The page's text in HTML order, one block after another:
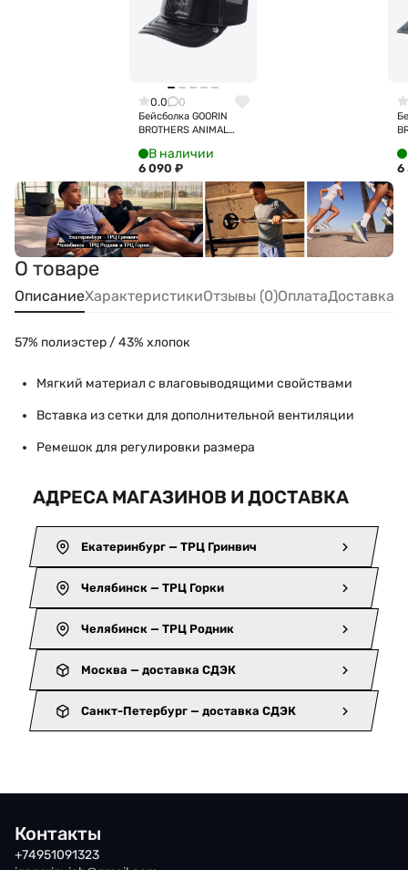
0.0 0
Бейсболка GOORIN
BROTHERS ANIMAL
1585 (черный)
В наличии
6 090 ₽ 6
О товаре
ОписаниеХарактеристикиОтзывы (0)ОплатаДоставка
57% полиэстер / 43% хлопок
Мягкий материал с влаговыводящими свойствами
Вставка из сетки для дополнительной вентиляции
Ремешок для регулировки размера
АДРЕСА МАГАЗИНОВ И ДОСТАВКА
Екатеринбург — ТРЦ Гринвич
Челябинск — ТРЦ Горки
Челябинск — ТРЦ Родник
Москва — доставка СДЭК
Санкт-Петербург — доставка СДЭК
Контакты
+74951091323